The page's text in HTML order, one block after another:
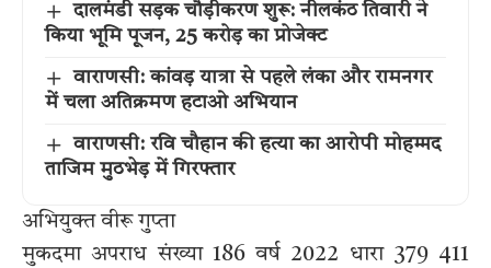
दालमंडी सड़क चौड़ीकरण शुरू: नीलकंठ तिवारी ने
किया भूमि पूजन, 25 करोड़ का प्रोजेक्ट
वाराणसी: कांवड़ यात्रा से पहले लंका और रामनगर
में चला अतिक्रमण हटाओ अभियान
वाराणसी: रवि चौहान की हत्या का आरोपी मोहम्मद
ताजिम मुठभेड़ में गिरफ्तार
अभियुक्त वीरू गुप्ता
मुकदमा अपराध संख्या 186 वर्ष 2022 धारा 379 411